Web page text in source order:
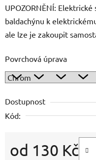
UPOZORNĚNÍ:
baldachýnu k
ale lze je zakoupit
Povrchová úprava
Dostupnost
Kód:
od 130 Kč